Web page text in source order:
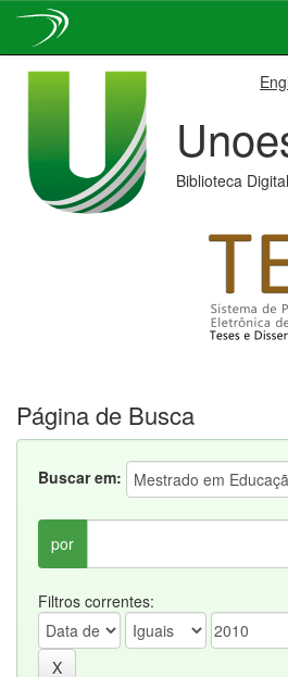
Biblioteca
Página de Busca
Buscar em:
por
Filtros correntes: